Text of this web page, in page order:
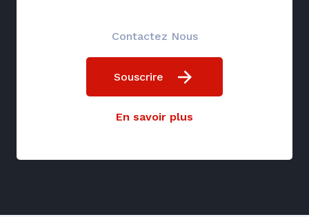
Contactez Nous
Souscrire
En savoir plus